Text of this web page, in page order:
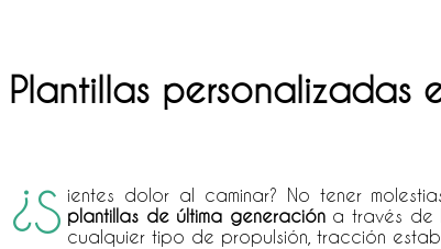
Plantillas personalizadas
¿S ientes dolor al caminar? No tener
plantillas de última generación a través de
cualquier tipo de propulsión, tracción